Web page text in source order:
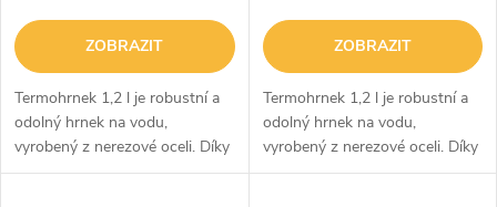
ZOBRAZIT
Termohrnek 1,2 l je robustní a
odolný hrnek na vodu,
vyrobený z nerezové oceli. Díky
dvojité stěně udrží vaše nápoje
ZOBRAZIT
Termohrnek 1,2 l je robustní a
odolný hrnek na vodu,
vyrobený z nerezové oceli. Díky
dvojité stěně udrží vaše nápoje